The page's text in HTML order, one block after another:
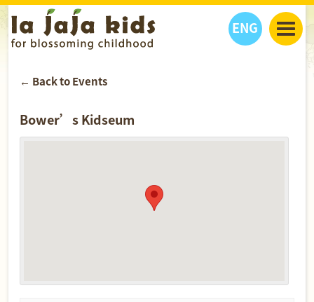
ENG
人物專題
親子好去處
學習成長路
← Back to Events
Bower’s Kidseum